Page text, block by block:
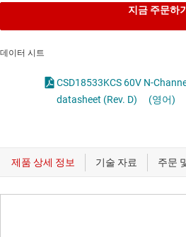
지금 주문하기
데이터 시트
CSD18533KCS 60V N-Channel NexFET™ Power MOSFET
datasheet (Rev. D)
(영어)